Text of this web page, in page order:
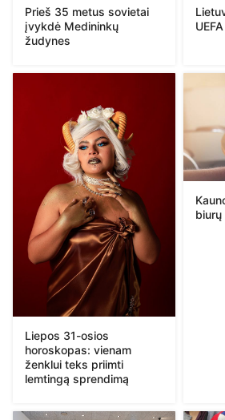
Prieš 35 metus sovietai
įvykdė Medininkų
žudynes
Liepos 31-osios
horoskopas: vienam
ženklui teks priimti
lemtingą sprendimą
biurų